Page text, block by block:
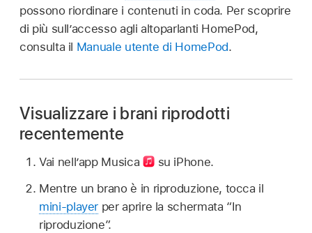
possono riordinare i contenuti in coda. Per scoprire
di più sull’accesso agli altoparlanti HomePod,
consulta il Manuale utente di HomePod.
Visualizzare i brani riprodotti
recentemente
Vai nell’app Musica
su iPhone.
Mentre un brano è in riproduzione, tocca il
mini-player per aprire la schermata “In
riproduzione”.